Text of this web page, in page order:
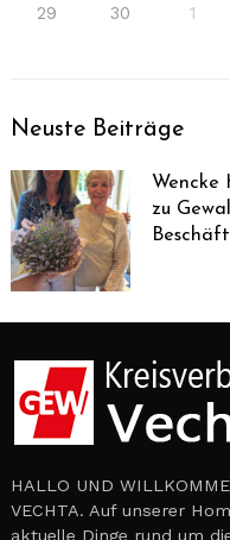
29 30 1
Neuste Beiträge
zu
HALLO UND
VECHTA. Auf unserer
aktuelle Dinge rund um